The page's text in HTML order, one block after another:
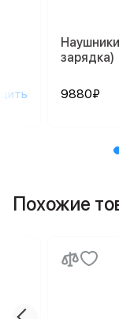
зарядка)
9880₽
Похожие